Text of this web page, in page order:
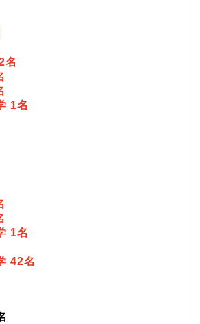
名
1名
1名
42名